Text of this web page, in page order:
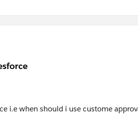
i.e when should i use custome